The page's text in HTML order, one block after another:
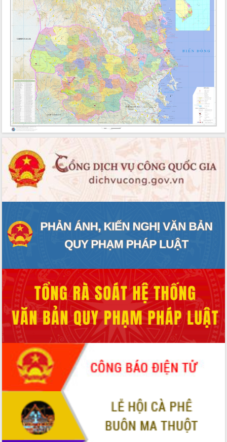
HĐND tỉnh thông qua điều chỉnh Quy
hoạch tỉnh thời kỳ 2021-2030
Hội thảo góp ý hồ sơ điều chỉnh quy
hoạch tỉnh Đắk Lắk thời kỳ 2021-2030,
tầm nhìn đến năm 2050
Nâng cao hiệu quả hoạt động của các
doanh nghiệp nhà nước
Hội nghị triển khai kết nối mạng
truyền số liệu chuyên dùng phục vụ cơ
quan Đảng, Nhà nước
Lễ phát động chuỗi hoạt động chung
tay làm sạch môi trường
Xã Ea Kar bước chuyển mình trong
công tác cải cách hành chính mô hình
mới
UBND tỉnh họp báo định kỳ tháng 4
năm 2026
Hội thảo khoa học “Giải pháp thúc đẩy
phát triển nền kinh tế xanh tại tỉnh
Tăng cường giám sát, đôn đốc thực
hiện nhiệm vụ quản lý tài sản công
hàng tuần
công tác cải cách thủ tục hành chính
tại Trung tâm Phục vụ hành chính
công tỉnh
Đắk Lắk: Tôn vinh 46 giải pháp tại Hội
thi Sáng tạo Kỹ thuật 2024 - 2025
Đắk Lắk rà soát, điều chỉnh Đề án 190
về phát triển nuôi trồng thủy sản
Phó Chủ tịch UBND tỉnh Đắk Lắk
Trương Công Thái kiểm tra thực địa
Dự án cao tốc Khánh Hòa - Buôn Ma
Thuột
Định vị cà phê Việt Nam như một “di
sản sống” trong dòng chảy toàn cầu
Xây dựng nông thôn mới: Nâng cao đời
sống người dân từ những mô hình thiết